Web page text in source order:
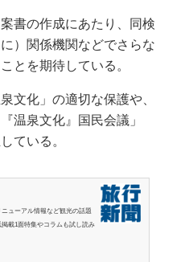
書の作成にあたり、同検
）関係機関などでさらな
とを期待している。
文化」の適切な保護や、
温泉文化』国民会議」
ている。
ューアル情報など観光の話題
載1面特集やコラムも試し読み